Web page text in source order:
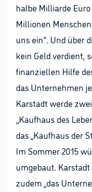
halbe Milliarde
Millionen
uns ein“. Und über
kein Geld verdient,
finanziellen Hilfe
das Unternehmen
Karstadt werde
„Kaufhaus des
das „Kaufhaus der
Im Sommer 2015
umgebaut. Karstadt
zudem „das